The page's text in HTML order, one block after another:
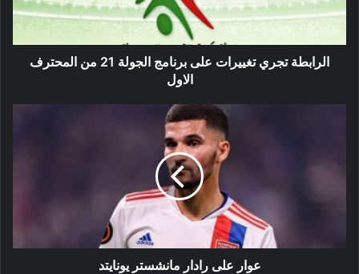
21
المحترف
الاول
الرابطة تجري تغييرات على برنامج الجولة 21 من المحترف
الاول
عوار على رادار مانشستر يونايتد